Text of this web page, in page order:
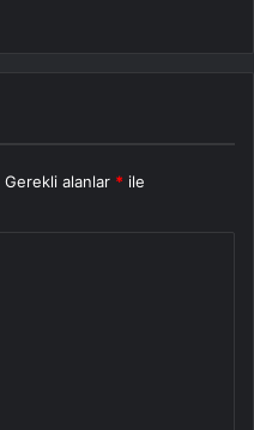
Gerekli alanlar * ile